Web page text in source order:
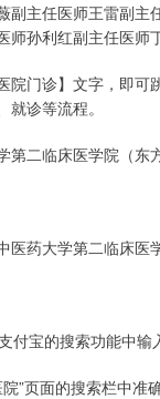
副主任医师王雷副主
师孙利红副主任医师
院门诊】文字，即
就诊等流程。
第二临床医学院（东
医药大学第二临床医
付宝的搜索功能中输
”页面的搜索栏中准